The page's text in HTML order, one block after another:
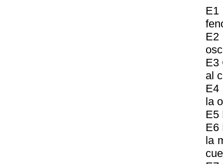
E2
E3
al
E4
la
E5
E6
la